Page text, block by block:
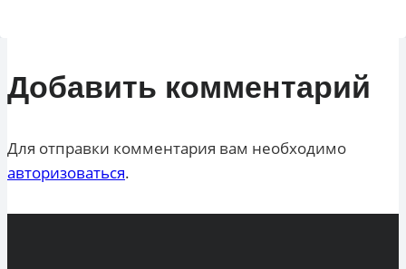
Добавить комментарий
Для отправки комментария вам необходимо
авторизоваться.